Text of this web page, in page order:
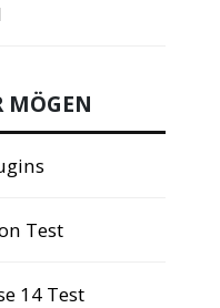
MÖGEN
Test
14 Test